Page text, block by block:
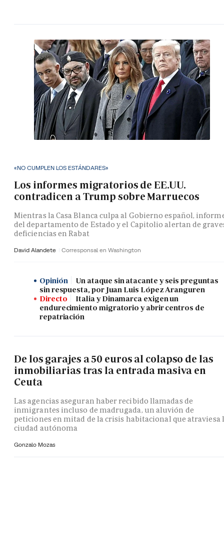
«NO CUMPLEN LOS ESTÁNDARES»
Los informes migratorios de EE.UU.
contradicen a Trump sobre Marruecos
Mientras la Casa Blanca culpa al Gobierno español,
del departamento de Estado y el Capitolio alertan de
deficiencias en Rabat
David Alandete Corresponsal en Washington
Opinión
Un ataque sin atacante y seis preguntas
sin respuesta, por Juan Luis López Aranguren
Directo
Italia y Dinamarca exigen un
endurecimiento migratorio y abrir centros de
repatriación
De los garajes a 50 euros al colapso de las
inmobiliarias tras la entrada masiva en
Ceuta
Las agencias aseguran haber recibido llamadas de
inmigrantes incluso de madrugada, un aluvión de
peticiones en mitad de la crisis habitacional que atraviesa
ciudad autónoma
Gonzalo Mozas